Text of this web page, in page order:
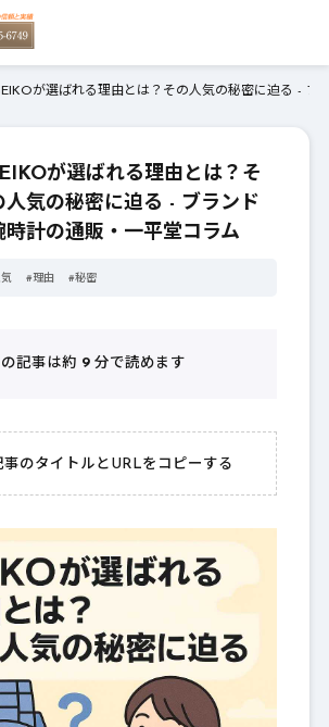
が選ばれる理由とは？その人気の秘密に迫る - ブ
が選ばれる理由とは？そ
人気の秘密に迫る - ブランド
時計の通販・一平堂コラム
#理由 #秘密
の記事は約 9 分で読めます
事のタイトルとURLをコピーする